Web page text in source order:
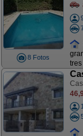
8 Fotos